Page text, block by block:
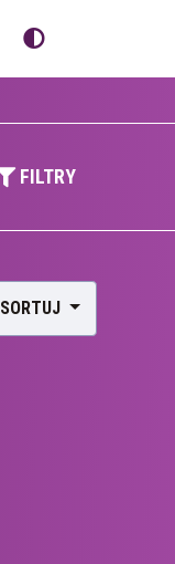
FILTRY
SORTUJ